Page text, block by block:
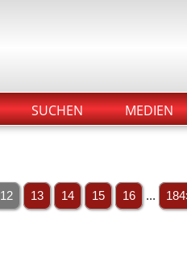
SUCHEN MEDIEN
12 13 14 15 16 ...